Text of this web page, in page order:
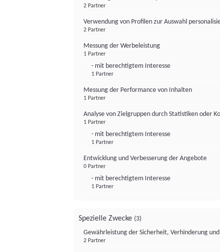
2 Partner
Verwendung von Profilen zur Auswahl
2 Partner
Messung der Werbeleistung
1 Partner
- mit berechtigtem Interesse
1 Partner
Messung der Performance von Inhalten
1 Partner
Analyse von Zielgruppen durch Statistiken oder
1 Partner
- mit berechtigtem Interesse
1 Partner
Entwicklung und Verbesserung der Angebote
0 Partner
- mit berechtigtem Interesse
1 Partner
Spezielle Zwecke (3)
Gewährleistung der Sicherheit, Verhinderung
2 Partner